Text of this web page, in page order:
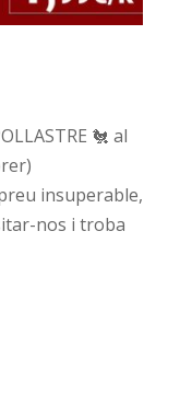
🐔 al
insuperable,
nos i troba